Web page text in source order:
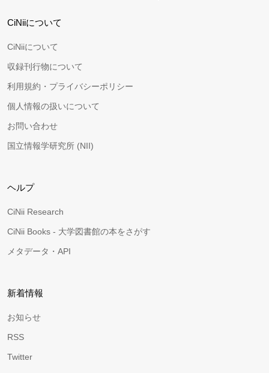
CiNiiについて
CiNiiについて
収録刊行物について
利用規約・プライバシーポリシー
個人情報の扱いについて
お問い合わせ
国立情報学研究所 (NII)
ヘルプ
CiNii Research
CiNii Books - 大学図書館の本をさがす
メタデータ・API
新着情報
お知らせ
RSS
Twitter